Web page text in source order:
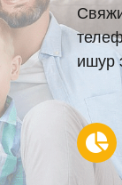
ишур